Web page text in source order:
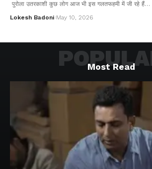
पुरोला उतरकाशी कुछ लोग आज भी इस गलतफहमी में जी रहे हैं…
Lokesh Badoni May 10, 2026
Most Read